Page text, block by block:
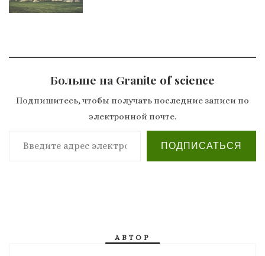
Больше на Granite of science
Подпишитесь, чтобы получать последние записи по
электронной почте.
Введите адрес электронной почты…
ПОДПИСАТЬСЯ
АВТОР